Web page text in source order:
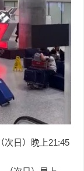
（次日）
晚上21:45